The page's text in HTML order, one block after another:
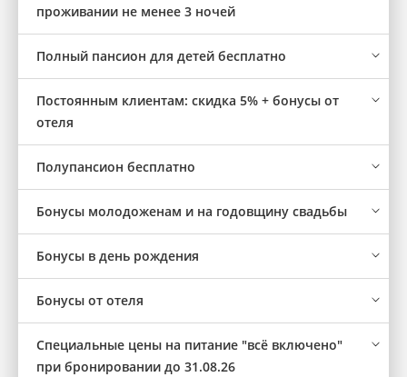
проживании не менее 3 ночей
Полный пансион для детей бесплатно
Постоянным клиентам: скидка 5% + бонусы от
отеля
Полупансион бесплатно
Бонусы молодоженам и на годовщину свадьбы
Бонусы в день рождения
Бонусы от отеля
Cпециальные цены на питание "всё включено"
при бронировании до 31.08.26